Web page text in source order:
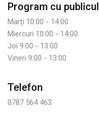
Program cu publicul
Marți 10:00 - 14:00
Miercuri 10:00 - 14:00
Joi 9:00 - 13:00
Vineri 9:00 - 13:00
Telefon
0787 564 463